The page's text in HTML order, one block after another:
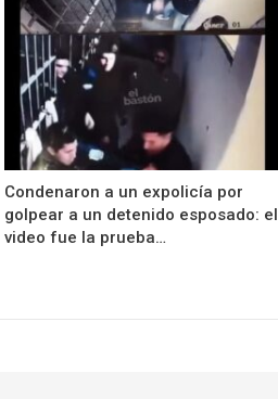
Condenaron a un expolicía por
golpear a un detenido esposado: el
video fue la prueba…